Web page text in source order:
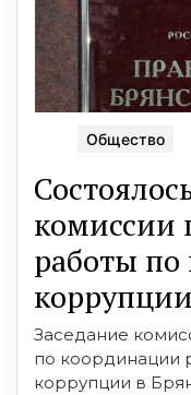
Общество
комиссии
работы
Заседание
по координации
коррупции в